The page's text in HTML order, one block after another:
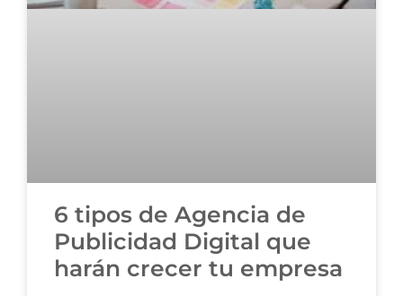
6 tipos de Agencia de
Publicidad Digital que
harán crecer tu empresa